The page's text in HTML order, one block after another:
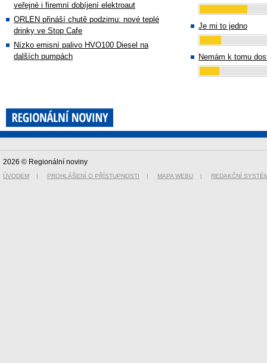
veřejné i firemní dobíjení elektroaut
ORLEN přináší chutě podzimu: nové teplé
drinky ve Stop Cafe
Nízko emisní palivo HVO100 Diesel na
dalších pumpách
Je mi to jedno
Nemám k tomu
2026 © Regionální noviny
ÚVODEM | PROHLÁŠENÍ O PŘÍSTUPNOSTI | MAPA WEBU | REDAKČNÍ